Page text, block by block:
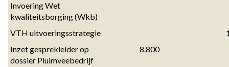
Invoering Wet
kwaliteitsborging (Wkb)
VTH uitvoeringsstrategie
Inzet gesprekleider op
dossier Pluimveebedrijf
8.800